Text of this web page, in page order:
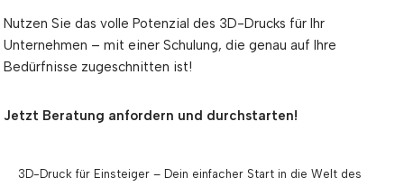
Nutzen Sie das volle Potenzial des 3D-Drucks für Ihr
Unternehmen – mit einer Schulung, die genau auf Ihre
Bedürfnisse zugeschnitten ist!
Jetzt Beratung anfordern und durchstarten!
3D-Druck für Einsteiger – Dein einfacher Start in die Welt des